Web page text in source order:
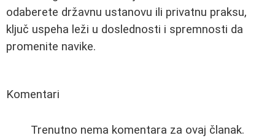
odaberete državnu ustanovu ili privatnu praksu,
ključ uspeha leži u doslednosti i spremnosti da
promenite navike.
Komentari
Trenutno nema komentara za ovaj članak.